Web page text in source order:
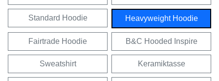
Standard Hoodie Heavyweight Hoodie
Fairtrade Hoodie B&C Hooded Inspire
Sweatshirt Keramiktasse